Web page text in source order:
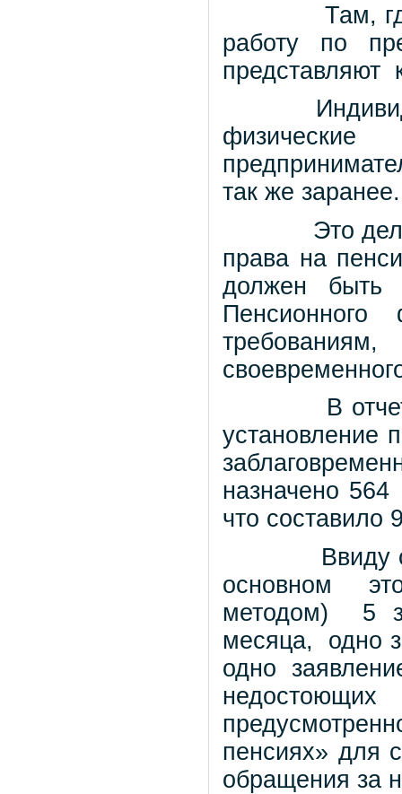
Там,
работу по
представляют
так же заранее.
Это
права на
должен быть
В
установление
назначено 564
что составило
Ввиду
основном
методом)
5
месяца,
одно
одно
пенсиях» для
обращения за